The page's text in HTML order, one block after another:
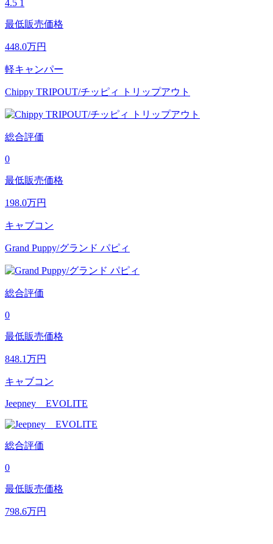
4.5 1
最低販売価格
448.0万円
軽キャンパー
Chippy TRIPOUT/チッピィ トリップアウト
総合評価
0
最低販売価格
198.0万円
キャブコン
Grand Puppy/グランド パピィ
総合評価
0
最低販売価格
848.1万円
キャブコン
Jeepney EVOLITE
総合評価
0
最低販売価格
798.6万円